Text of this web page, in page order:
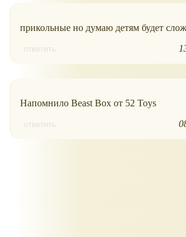
прикольные но думаю детям будет
ответить
Напомнило Beast Box от 52 Toys
ответить